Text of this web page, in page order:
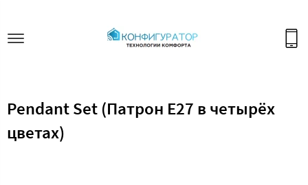
Pendant Set (Патрон E27 в четырёх
цветах)